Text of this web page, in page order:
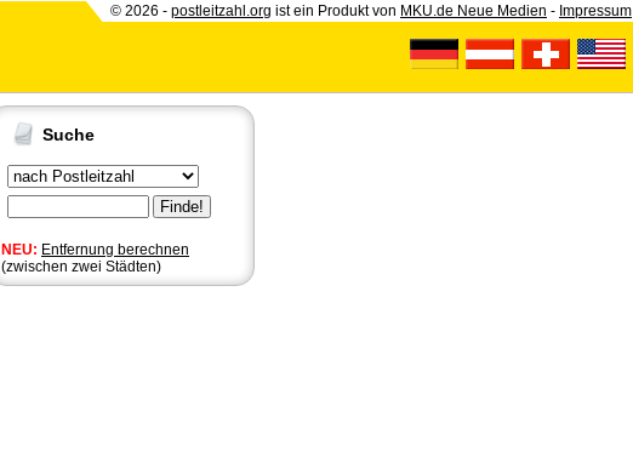
© 2026 - postleitzahl.org ist ein Produkt von MKU.de Neue Medien - Impressum
Suche
NEU: Entfernung berechnen
(zwischen zwei Städten)